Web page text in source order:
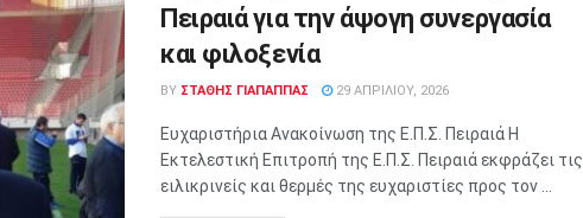
Πειραιά για την άψογη συνεργασία
και φιλοξενία
BY ΣΤΑΘΗΣ ΓΊΑΠΑΠΠΑΣ 29 ΑΠΡΙΛΊΟΥ, 2026
Ευχαριστήρια Ανακοίνωση της Ε.Π.Σ. Πειραιά Η
Εκτελεστική Επιτροπή της Ε.Π.Σ. Πειραιά εκφράζει τις
ειλικρινείς και θερμές της ευχαριστίες προς τον ...